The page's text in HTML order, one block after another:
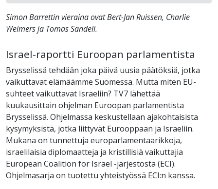
Simon Barrettin vieraina ovat Bert-Jan Ruissen, Charlie
Weimers ja Tomas Sandell.
Israel-raportti Euroopan parlamentista
Brysselissä tehdään joka päivä uusia päätöksiä, jotka
vaikuttavat elämäämme Suomessa. Mutta miten EU-
suhteet vaikuttavat Israeliin? TV7 lähettää
kuukausittain ohjelman Euroopan parlamentista
Brysselissä. Ohjelmassa keskustellaan ajakohtaisista
kysymyksistä, jotka liittyvät Eurooppaan ja Israeliin.
Mukana on tunnettuja europarlamentaarikkoja,
israelilaisia diplomaatteja ja kristillisiä vaikuttajia
European Coalition for Israel -järjestöstä (ECI).
Ohjelmasarja on tuotettu yhteistyössä ECI:n kanssa.